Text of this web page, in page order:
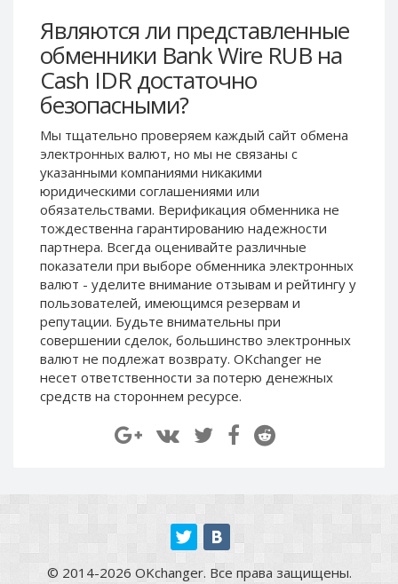
Являются ли представленные
обменники Bank Wire RUB на
Cash IDR достаточно
безопасными?
Мы тщательно проверяем каждый сайт обмена
электронных валют, но мы не связаны c
указанными компаниями никакими
юридическими соглашениями или
обязательствами. Верификация обменника не
тождественна гарантированию надежности
партнера. Всегда оценивайте различные
показатели при выборе обменника электронных
валют - уделите внимание отзывам и рейтингу у
пользователей, имеющимся резервам и
репутации. Будьте внимательны при
совершении сделок, большинство электронных
валют не подлежат возврату. OKchanger не
несет ответственности за потерю денежных
средств на стороннем ресурсе.
PaySera USD
PaySera EUR
PaySera PLN
UnionPay CNY
Paymer USD
Paymer RUB
Paymer UAH
Capitalist USD
Capitalist RUB
Capitalist EUR
Payoneer USD
Payoneer EUR
Revolut Binance USD
(BUSD)
Global24 UAH
Piastrix RUB
Piastrix EUR
PaySera USD
PaySera EUR
UnionPay CNY
Paymer USD
Paymer RUB
Paymer UAH
Capitalist USD
Capitalist RUB
Capitalist EUR
Payoneer USD
Payoneer EUR
Revolut Binance USD
(BUSD)
Revolut USD
Piastrix USD
Piastrix EUR
© 2014-2026 OKchanger. Все права защищены.